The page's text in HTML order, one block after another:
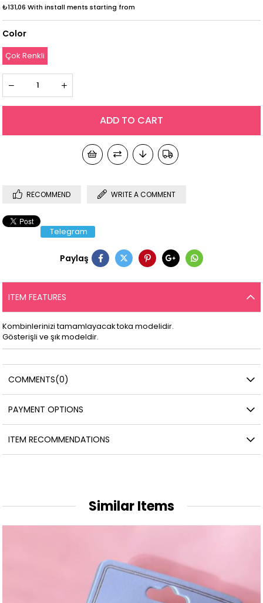
₺131,06 With install ments starting from
Color
Çok Renkli
RECOMMEND WRITE A COMMENT
Telegram
Paylaş
ITEM FEATURES
Kombinlerinizi tamamlayacak toka modelidir.
Gösterişli ve şık modeldir.
COMMENTS(0)
PAYMENT OPTIONS
ITEM RECOMMENDATIONS
Similar Items